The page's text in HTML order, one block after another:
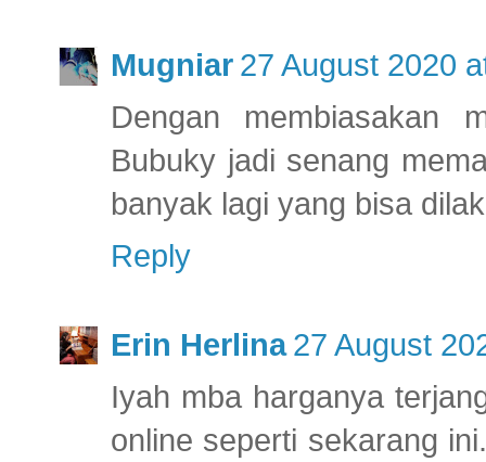
Mugniar 27 August 2020
Dengan membiasakan
Bubuky jadi senang
banyak lagi yang bisa
Reply
Erin Herlina 27 August
Iyah mba harganya
online seperti sekarang